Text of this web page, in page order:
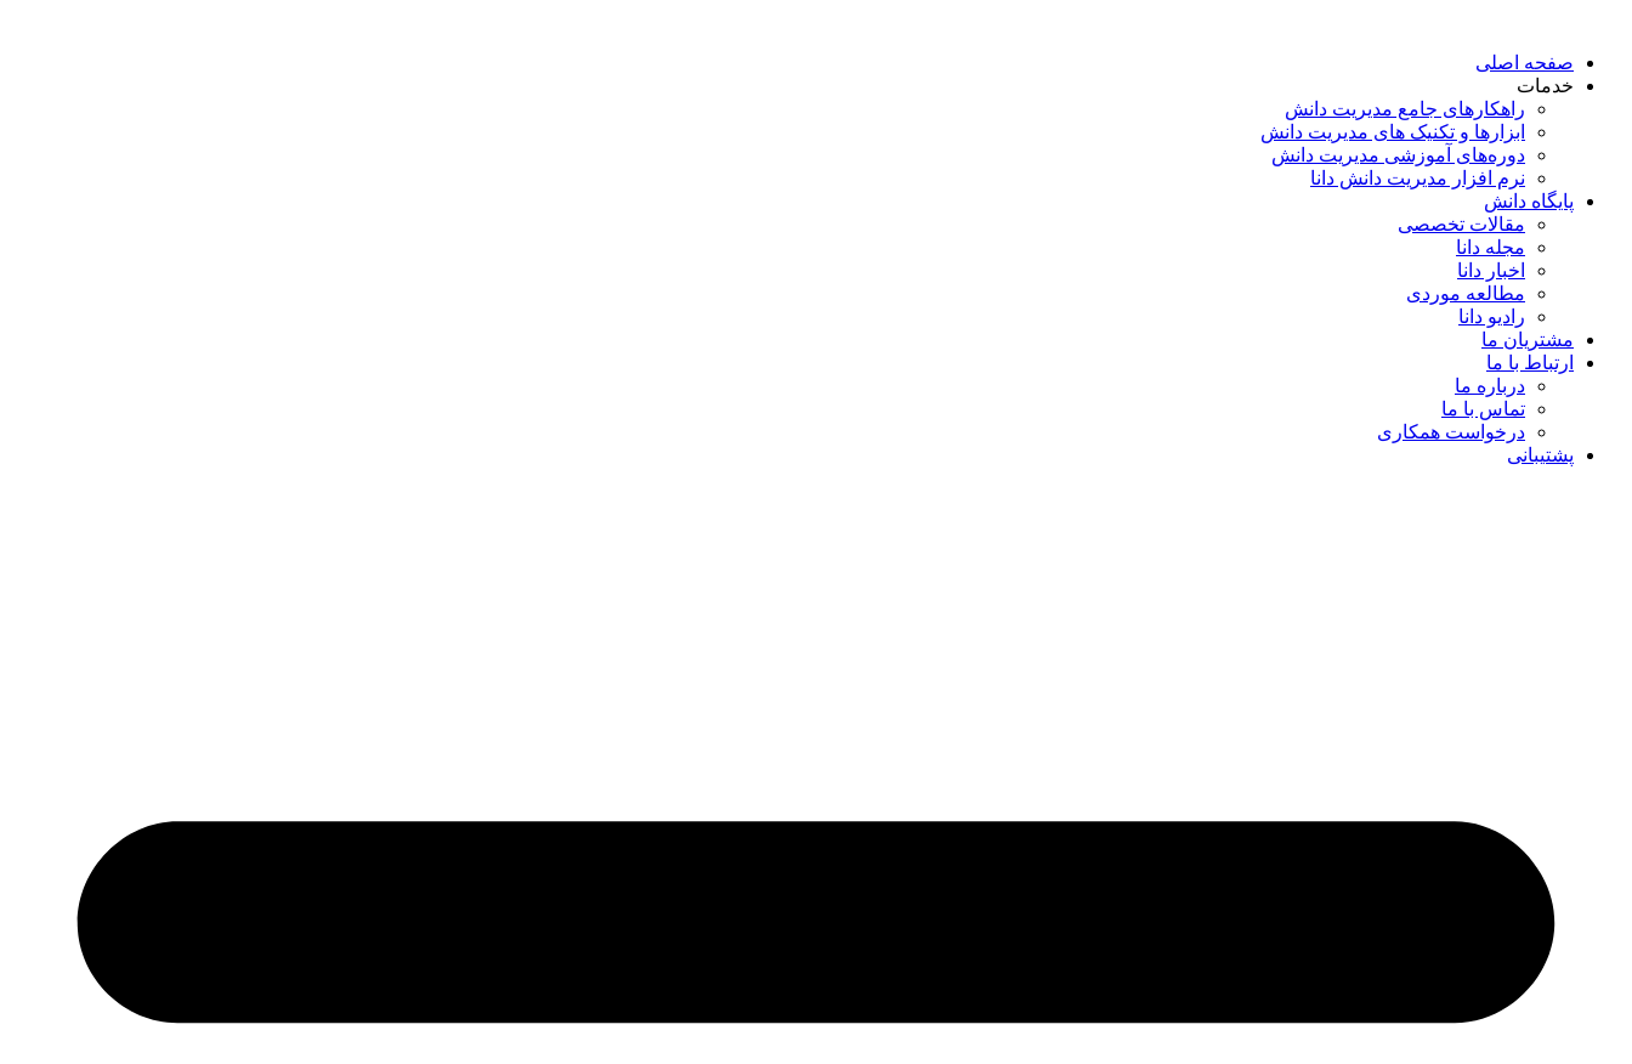
محتوا
صفحه اصلی
خدمات
راهکارهای جامع مدیریت دانش
ابزارها و تکنیک‌ های مدیریت دانش
دوره‌های آموزشی مدیریت دانش
نرم افزار مدیریت دانش دانا
پایگاه دانش
مقالات تخصصی
مجله دانا
اخبار دانا
مطالعه موردی
رادیو دانا
مشتریان ما
ارتباط با ما
درباره ما
تماس با ما
درخواست همکاری
پشتیبانی